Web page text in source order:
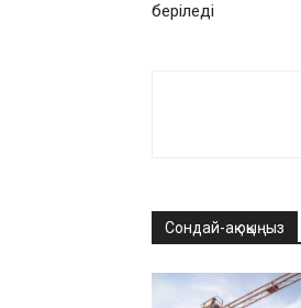
беріледі
Сондай-ақ оқыңыз